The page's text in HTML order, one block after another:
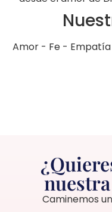
Amor - Fe -
Caminemos